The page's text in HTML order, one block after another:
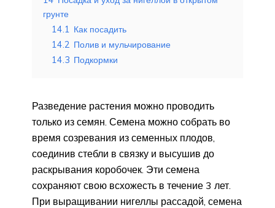
грунте
14.1 Как посадить
14.2 Полив и мульчирование
14.3 Подкормки
Разведение растения можно проводить
только из семян. Семена можно собрать во
время созревания из семенных плодов,
соединив стебли в связку и высушив до
раскрывания коробочек. Эти семена
сохраняют свою всхожесть в течение 3 лет.
При выращивании нигеллы рассадой, семена